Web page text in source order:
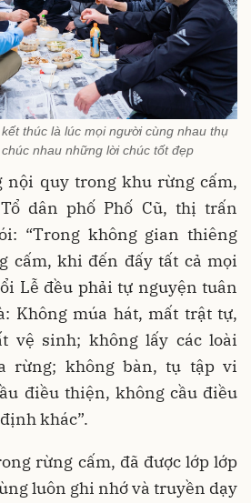
thúc là lúc mọi người cùng nhau thụ
nhau những lời chúc tốt đẹp
nội quy trong khu rừng cấm,
dân phố Phố Cũ, thị trấn
“Trong không gian thiêng
cấm, khi đến đấy tất cả mọi
Lễ đều phải tự nguyện tuân
Không múa hát, mất trật tự,
vệ sinh; không lấy các loài
rừng; không bàn, tụ tập vi
điều thiện, không cầu điều
khác”.
rừng cấm, đã được lớp lớp
luôn ghi nhớ và truyền dạy